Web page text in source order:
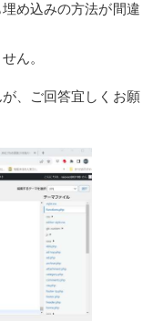
め込みの方法が間違
ん。
、ご回答宜しくお願